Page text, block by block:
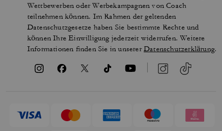
Wettbewerben oder Werbekampagnen von Coach
teilnehmen können. Im Rahmen der geltenden
Datenschutzgesetze haben Sie bestimmte Rechte und
können Ihre Einwilligung jederzeit widerrufen. Weitere
Informationen finden Sie in unsererDatenschutzerklärung.